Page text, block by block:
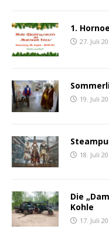
1.
27. Juli
19. Juli
18. Juli
Die
Kohle
17. Juli